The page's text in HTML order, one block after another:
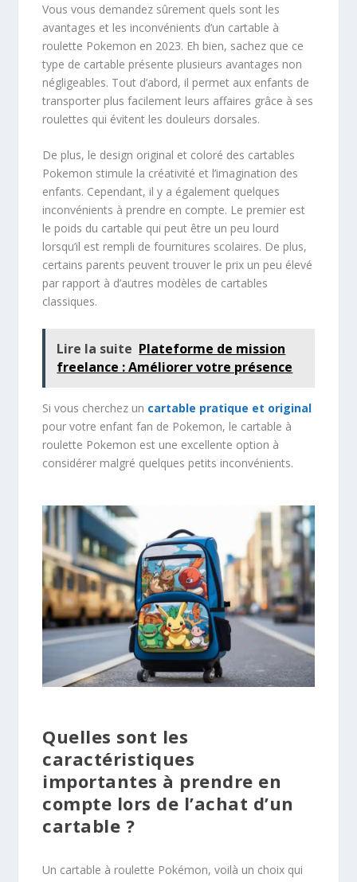
Vous vous demandez sûrement quels sont les
avantages et les inconvénients d’un cartable à
roulette Pokemon en 2023. Eh bien, sachez que ce
type de cartable présente plusieurs avantages non
négligeables. Tout d’abord, il permet aux enfants de
transporter plus facilement leurs affaires grâce à ses
roulettes qui évitent les douleurs dorsales.
De plus, le design original et coloré des cartables
Pokemon stimule la créativité et l’imagination des
enfants. Cependant, il y a également quelques
inconvénients à prendre en compte. Le premier est
le poids du cartable qui peut être un peu lourd
lorsqu’il est rempli de fournitures scolaires. De plus,
certains parents peuvent trouver le prix un peu élevé
par rapport à d’autres modèles de cartables
classiques.
Lire la suite Plateforme de mission
freelance : Améliorer votre présence
Si vous cherchez un cartable pratique et original
pour votre enfant fan de Pokemon, le cartable à
roulette Pokemon est une excellente option à
considérer malgré quelques petits inconvénients.
Quelles sont les
caractéristiques
importantes à prendre en
compte lors de l’achat d’un
cartable ?
Un cartable à roulette Pokémon, voilà un choix qui